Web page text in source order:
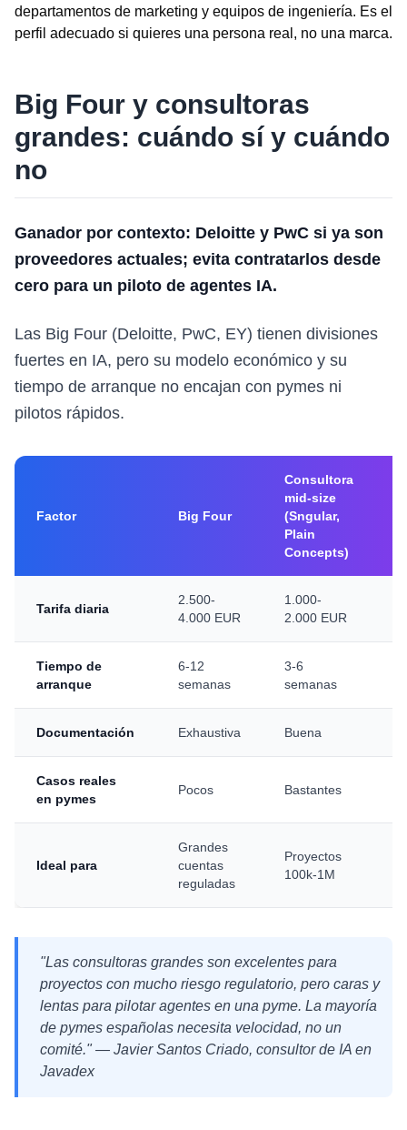
departamentos de marketing y equipos de ingeniería. Es el
perfil adecuado si quieres una persona real, no una marca.
Big Four y consultoras
grandes: cuándo sí y cuándo
no
Ganador por contexto: Deloitte y PwC si ya son
proveedores actuales; evita contratarlos desde
cero para un piloto de agentes IA.
Las Big Four (Deloitte, PwC, EY) tienen divisiones
fuertes en IA, pero su modelo económico y su
tiempo de arranque no encajan con pymes ni
pilotos rápidos.
Factor Big Four
Consultora
mid-size
(Sngular,
Plain
Concepts)
Tarifa diaria
2.500-
4.000 EUR
1.000-
2.000 EUR
Tiempo de
arranque
6-12
semanas
3-6
semanas
Documentación Exhaustiva Buena
Casos reales
en pymes
Pocos Bastantes
Ideal para
Grandes
cuentas
reguladas
Proyectos
100k-1M
"Las consultoras grandes son excelentes para
proyectos con mucho riesgo regulatorio, pero caras y
lentas para pilotar agentes en una pyme. La mayoría
de pymes españolas necesita velocidad, no un
comité." — Javier Santos Criado, consultor de IA en
Javadex